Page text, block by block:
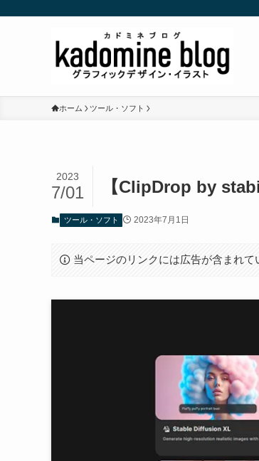
ホーム ツール・ソフト
【ClipDrop by
2023
7/01
ツール・ソフト 2023年7月1日
当ページのリンクには広告が含まれて